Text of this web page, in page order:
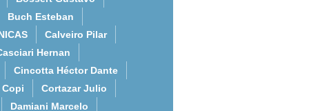
Buch Esteban
Calveiro Pilar
Hernan
Cincotta Héctor Dante
Copi
Cortazar Julio
Damiani Marcelo